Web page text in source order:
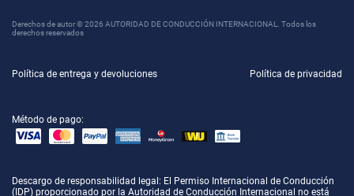
Derechos de autor © 2026 AUTORIDAD DE CONDUCCIÓN INTERNACIONAL. Todos los
derechos reservados
Política de entrega y devoluciones Política de privacidad
Método de pago:
Descargo de responsabilidad legal : El Permiso Internacional de Conducción
(IDP) proporcionado por la Autoridad de Conducción Internacional no está